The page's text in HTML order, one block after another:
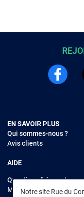
EN SAVOIR PLUS
Qui sommes-nous ?
Avis clients
AIDE
Questions fréquentes
Modes de règlements
Notre site Rue du